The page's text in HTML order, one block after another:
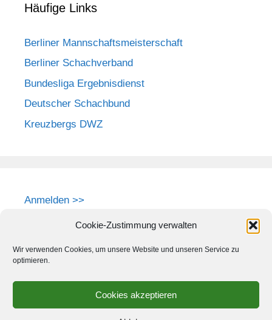
Cookie-Zustimmung verwalten
Wir verwenden Cookies, um unsere Website und unseren Service zu
optimieren.
Cookies akzeptieren
Häufige Links
Berliner Mannschaftsmeisterschaft
Berliner Schachverband
Bundesliga Ergebnisdienst
Deutscher Schachbund
Kreuzbergs DWZ
Anmelden >>